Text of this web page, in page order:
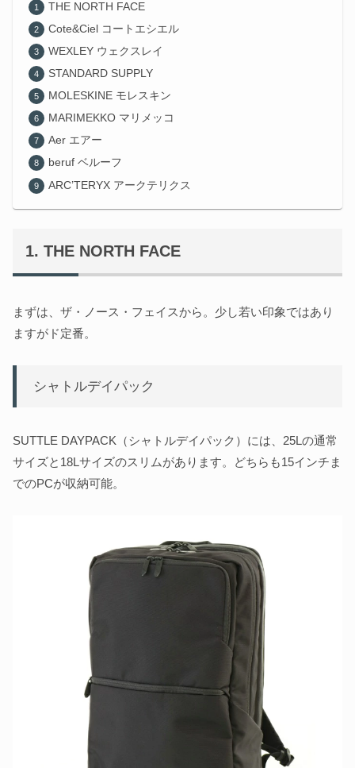
THE NORTH FACE
Cote&Ciel コートエシエル
WEXLEY ウェクスレイ
STANDARD SUPPLY
MOLESKINE モレスキン
MARIMEKKO マリメッコ
Aer エアー
beruf ベルーフ
ARC’TERYX アークテリクス
THE NORTH FACE
まずは、ザ・ノース・フェイスから。少し若い印象ではあり
ますがド定番。
シャトルデイパック
SUTTLE DAYPACK（シャトルデイパック）には、25Lの通常
サイズと18Lサイズのスリムがあります。どちらも15インチま
でのPCが収納可能。